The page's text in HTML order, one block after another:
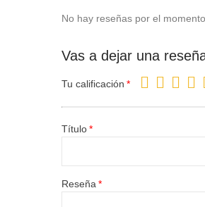
No hay reseñas por el momento.
Vas a dejar una
Tu calificación
Título
Reseña